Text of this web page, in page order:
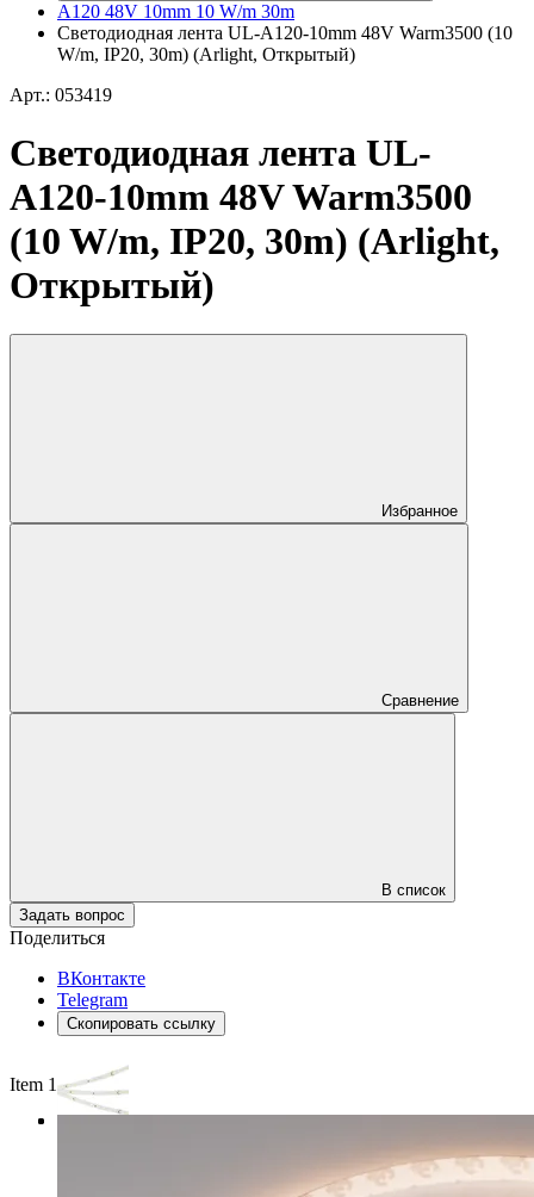
A120 48V 10mm 10 W/m 30m
Светодиодная лента UL-A120-10mm 48V Warm3500 (10
W/m, IP20, 30m) (Arlight, Открытый)
Арт.: 053419
Светодиодная лента UL-
A120-10mm 48V Warm3500
(10 W/m, IP20, 30m) (Arlight,
Открытый)
Избранное
Сравнение
В список
Задать вопрос
Поделиться
ВКонтакте
Telegram
Скопировать ссылку
Item 1 of 3